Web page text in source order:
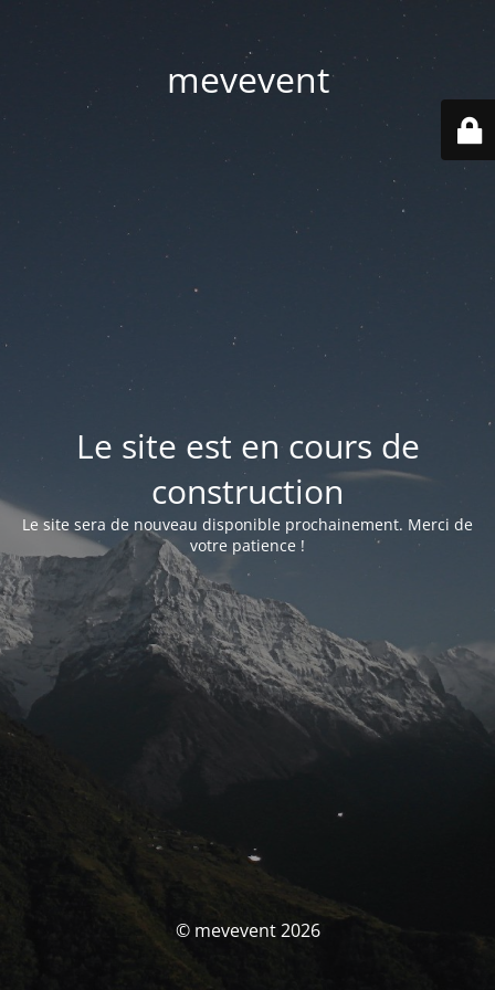
mevevent
Le site est en cours de
construction
Le site sera de nouveau disponible prochainement. Merci de
votre patience !
© mevevent 2026